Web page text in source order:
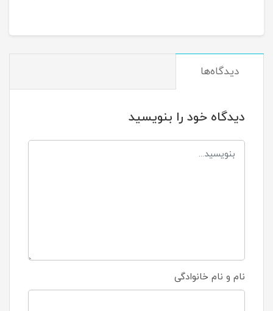
دیدگاه‌ها
دیدگاه خود را بنویسید
نام و نام خانوادگی